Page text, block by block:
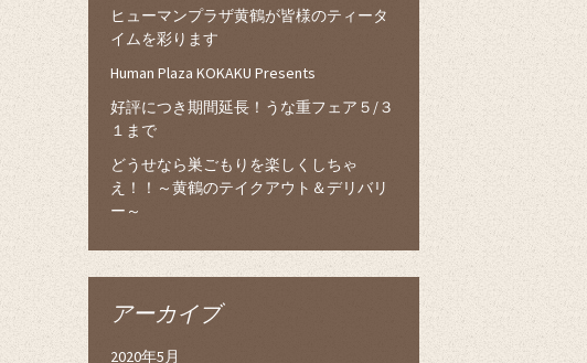
ヒューマンプラザ黄鶴が皆様のティータ
イムを彩ります
Human Plaza KOKAKU Presents
好評につき期間延長！うな重フェア５/３
１まで
どうせなら巣ごもりを楽しくしちゃ
え！！～黄鶴のテイクアウト＆デリバリ
ー～
アーカイブ
2020年5月